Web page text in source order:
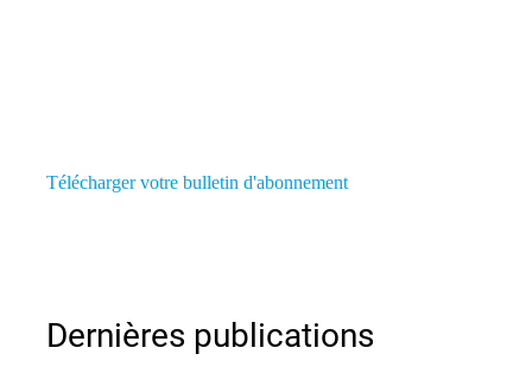
Télécharger votre bulletin d'abonnement
Dernières publications